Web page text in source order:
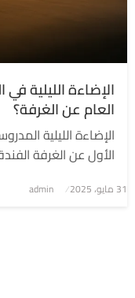
الإضاءة الليلية
العام عن الغرفة؟
الإضاءة الليلية
الأول عن الغرفة
نُشر
31 مايو، 2025 admin